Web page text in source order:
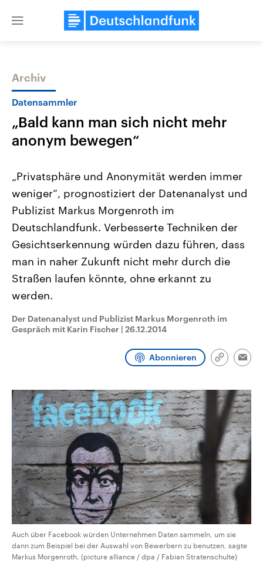
Close
Themen
Landtagswahl Sachsen-Anhalt
2026
Alle Informationen
Sachsen-Anhalt wählt am 6.
September 2026 einen neuen
Landtag. Seit 2021 wird das
Bundesland von einer Koalition aus
Umfragen, Prognosen,
Wahlprogramme, aktuelle Berichte
und Hintergründe zu den Parteien
Wahl.
USA
Aktuelle Beiträge,
Hintergründe
Wirtschaftlich und
gehören die Vereinigten
den mächtigsten Ländern
mit großem Einfluss auf
Sendungen
Audio-Archiv
Archiv
Datensammler
„Bald kann man sich nicht mehr
anonym bewegen“
„Privatsphäre und Anonymität werden immer
weniger“, prognostiziert der Datenanalyst und
Publizist Markus Morgenroth im
Deutschlandfunk. Verbesserte Techniken der
Gesichtserkennung würden dazu führen, dass
man in naher Zukunft nicht mehr durch die
Straßen laufen könnte, ohne erkannt zu
werden.
Der Datenanalyst und Publizist Markus Morgenroth im
Gespräch mit Karin Fischer | 26.12.2014
Abonnieren
Link
Auch über Facebook würden Unternehmen Daten sammeln, um sie
dann zum Beispiel bei der Auswahl von Bewerbern zu benutzen, sagte
Markus Morgenroth. (picture alliance / dpa / Fabian Stratenschulte)